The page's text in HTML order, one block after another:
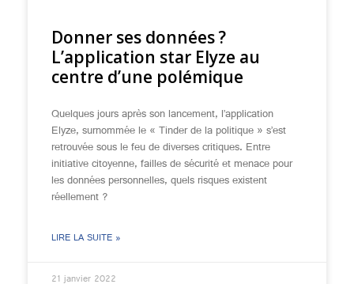
Donner ses données ?
L’application star Elyze au
centre d’une polémique
Quelques jours après son lancement, l’application
Elyze, surnommée le « Tinder de la politique » s’est
retrouvée sous le feu de diverses critiques. Entre
initiative citoyenne, failles de sécurité et menace pour
les données personnelles, quels risques existent
réellement ?
LIRE LA SUITE »
21 janvier 2022